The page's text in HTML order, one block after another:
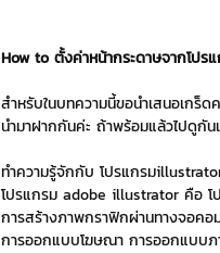
LINE application การอ
NFT แล
รีวิวเกมส์จาก ChatStick
How to ตั้งค่าหน้ากระดาษจากโป
สำหรับในบทความนี้ขอนำเสนอเกร็
นำมาฝากกันค่ะ ถ้าพร้อมแล้วไปดูกัน
ทำความรู้จักกับ โปรแกรม
โปรแกรม adobe illustrator คือ โ
การสร้างภาพกราฟิกผ่านทางจอคอ
การออกแบบโฆษณา การออกแบบภ